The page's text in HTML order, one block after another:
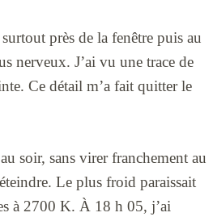
près de la fenêtre puis au
nerveux. J’ai vu une trace de
Ce détail m’a fait quitter le
soir, sans virer franchement au
Le plus froid paraissait
à 2700 K. À 18 h 05, j’ai